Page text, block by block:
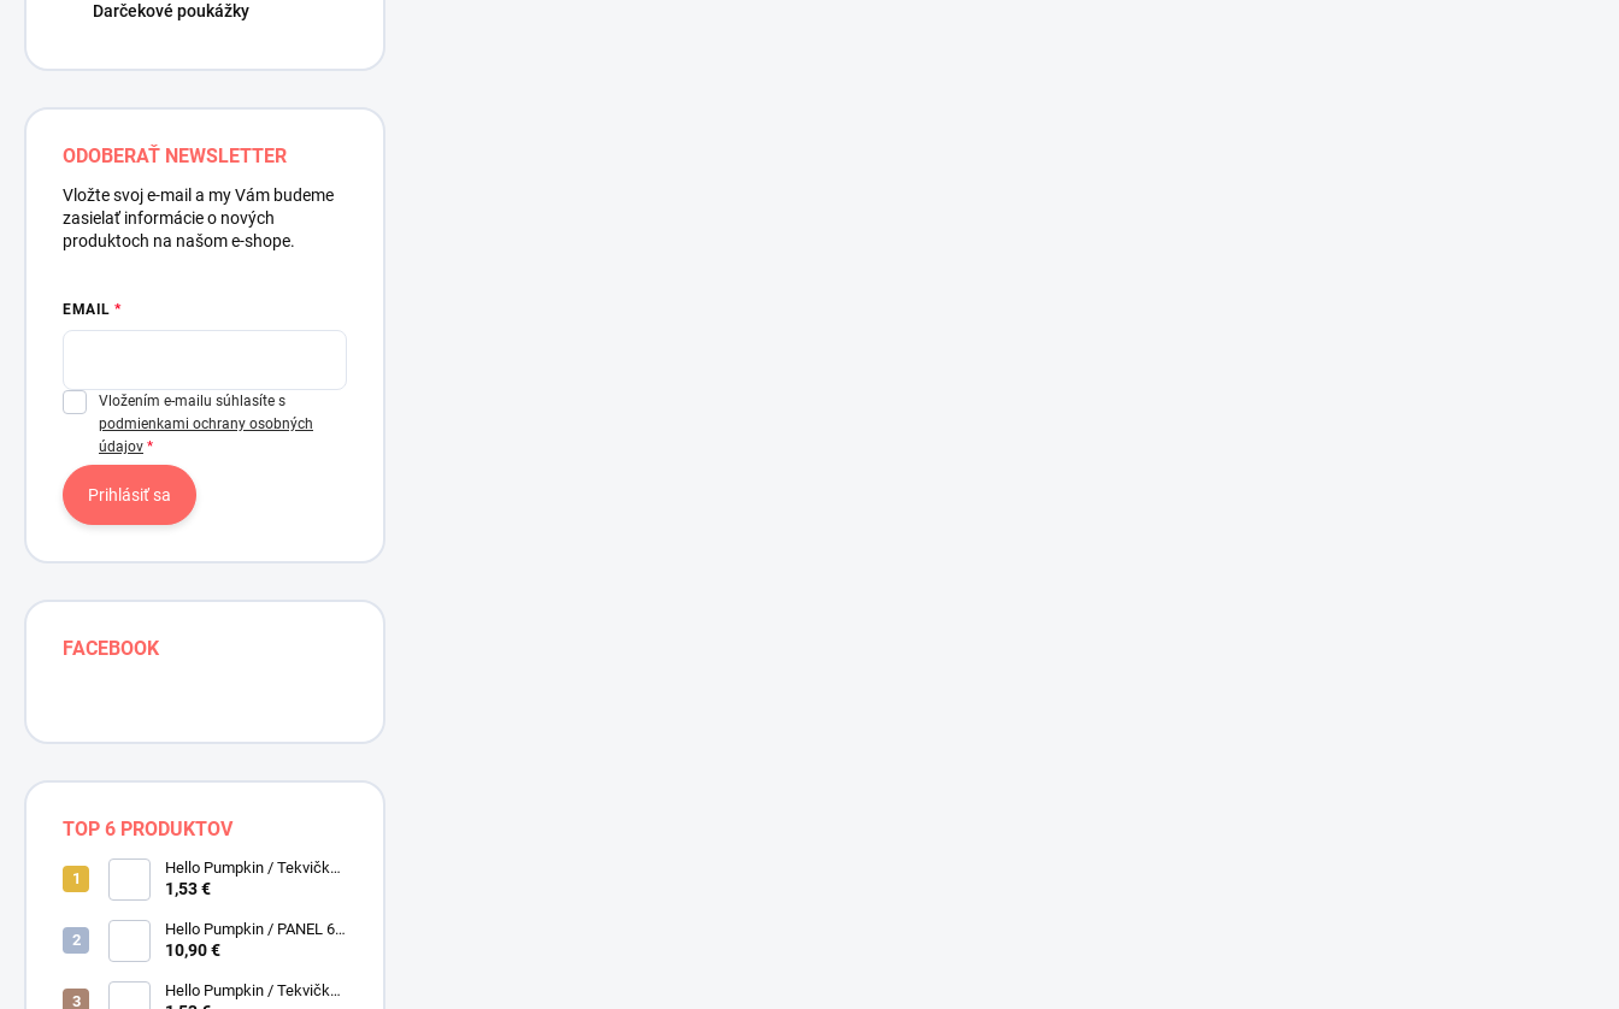
Darčekové poukážky
ODOBERAŤ NEWSLETTER
Vložte svoj e-mail a my Vám budeme
zasielať informácie o nových
produktoch na našom e-shope.
EMAIL
Vložením e-mailu súhlasíte s
podmienkami ochrany osobných
údajov
Prihlásiť sa
FACEBOOK
TOP 6 PRODUKTOV
Hello Pumpkin / Tekvičky /
Smotanová / Cream /
1,53 €
Hello Pumpkin / PANEL 6
obrázkov / Henry Glass
10,90 €
Hello Pumpkin / Tekvičky /